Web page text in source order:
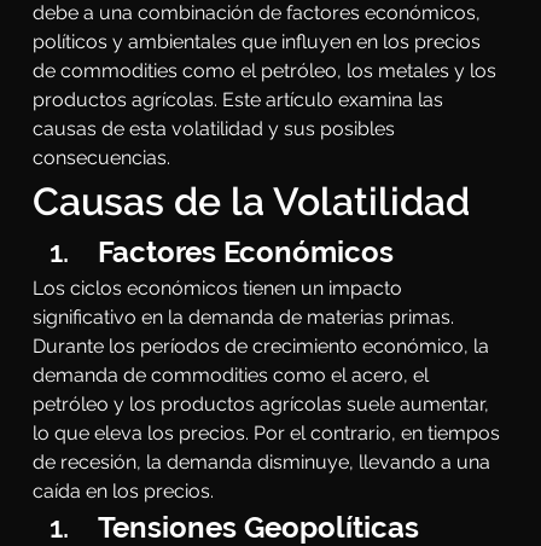
debe a una combinación de factores económicos,
políticos y ambientales que influyen en los precios
de commodities como el petróleo, los metales y los
productos agrícolas. Este artículo examina las
causas de esta volatilidad y sus posibles
consecuencias.
Causas de la Volatilidad
Factores Económicos
Los ciclos económicos tienen un impacto
significativo en la demanda de materias primas.
Durante los períodos de crecimiento económico, la
demanda de commodities como el acero, el
petróleo y los productos agrícolas suele aumentar,
lo que eleva los precios. Por el contrario, en tiempos
de recesión, la demanda disminuye, llevando a una
caída en los precios.
Tensiones Geopolíticas